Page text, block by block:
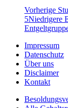
Vorherige
5Niedrigere
Impressum
Datenschutz
Über uns
Disclaimer
Kontakt